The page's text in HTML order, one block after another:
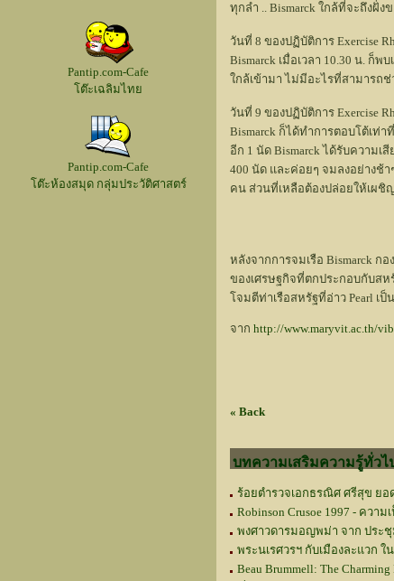
Pantip.com-Cafe
โต๊ะเฉลิมไทย
Pantip.com-Cafe
โต๊ะห้องสมุด กลุ่มประวัติศาสตร์
ทุกลำ .. Bismarck ใกล้ที่จะถึงฝั่ง
วันที่ 8 ของปฏิบัติการ Exercise
Bismarck เมื่อเวลา 10.30 น. ก็
ใกล้เข้ามา ไม่มีอะไรที่สามารถช่
วันที่ 9 ของปฏิบัติการ Exercise
Bismarck ก็ได้ทำการตอบโต้เท่
อีก 1 นัด Bismarck ได้รับความ
400 นัด และค่อยๆ จมลงอย่างช้า
คน ส่วนที่เหลือต้องปล่อยให้เผชิ
หลังจากการจมเรือ Bismarck ก
ของเศรษฐกิจที่ตกประกอบกับส
โจมตีท่าเรือสหรัฐที่อ่าว Pearl เ
จาก http://www.maryvit.ac.th/
« Back
บทความเสริมความรู้ทั่วไ
ร้อยตำรวจเอกธรณิศ ศรีสุข ยอ
Robinson Crusoe 1997 - ควา
พงศาวดารมอญพม่า จาก ประ
พระนเรศวรฯ กับเมืองละแวก
Beau Brummell: The